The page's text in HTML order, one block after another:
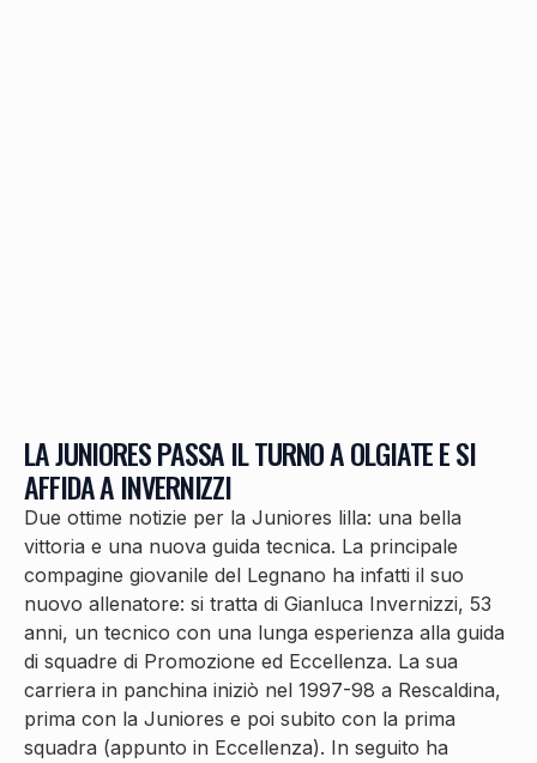
LA JUNIORES PASSA IL TURNO A OLGIATE E SI
AFFIDA A INVERNIZZI
Due ottime notizie per la Juniores lilla: una bella
vittoria e una nuova guida tecnica. La principale
compagine giovanile del Legnano ha infatti il suo
nuovo allenatore: si tratta di Gianluca Invernizzi, 53
anni, un tecnico con una lunga esperienza alla guida
di squadre di Promozione ed Eccellenza. La sua
carriera in panchina iniziò nel 1997-98 a Rescaldina,
prima con la Juniores e poi subito con la prima
squadra (appunto in Eccellenza). In seguito ha